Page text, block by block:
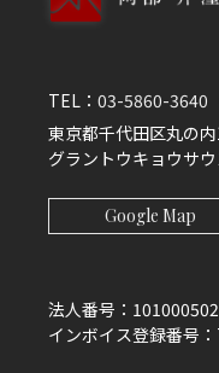
TEL： 03-5860-3640
東京都千代田区丸の
グラントウキョウサ
Google Map
法人番号：
インボイス登録番号：